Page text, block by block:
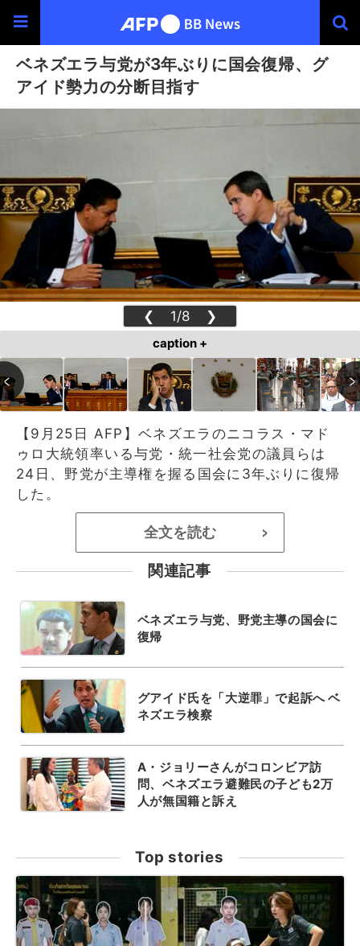
ベネズエラ与党が3年ぶりに国会復帰、グ
アイド勢力の分断目指す
❮ 1/8 ❯
caption +
【9月25日 AFP】ベネズエラのニコラス・マド
ゥロ大統領率いる与党・統一社会党の議員らは
24日、野党が主導権を握る国会に3年ぶりに復帰
した。
全文を読む >
関連記事
ベネズエラ与党、野党主導の国会に
復帰
グアイド氏を「大逆罪」で起訴へ ベ
ネズエラ検察
A・ジョリーさんがコロンビア訪
問、ベネズエラ避難民の子ども2万
人が無国籍と訴え
Top stories